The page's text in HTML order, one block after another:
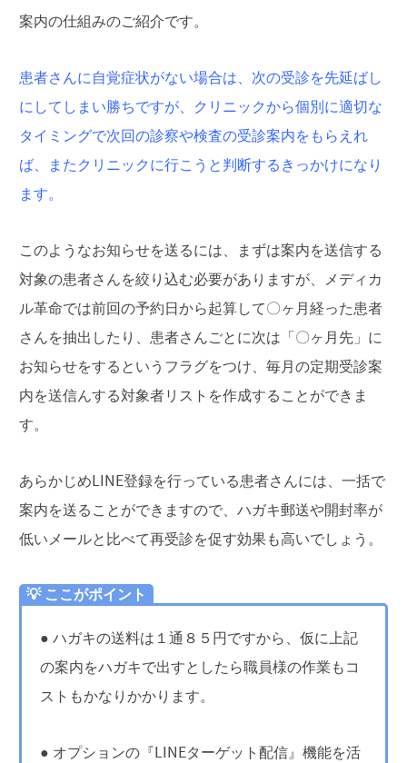
案内の仕組みのご紹介です。
患者さんに自覚症状がない場合は、次の受診を先延ばし
にしてしまい勝ちですが、クリニックから個別に適切な
タイミングで次回の診察や検査の受診案内をもらえれ
ば、またクリニックに行こうと判断するきっかけになり
ます。
このようなお知らせを送るには、まずは案内を送信する
対象の患者さんを絞り込む必要がありますが、メディカ
ル革命では前回の予約日から起算して〇ヶ月経った患者
さんを抽出したり、患者さんごとに次は「〇ヶ月先」に
お知らせをするというフラグをつけ、毎月の定期受診案
内を送信んする対象者リストを作成することができま
す。
あらかじめLINE登録を行っている患者さんには、一括で
案内を送ることができますので、ハガキ郵送や開封率が
低いメールと比べて再受診を促す効果も高いでしょう。
💡 ここがポイント
● ハガキの送料は１通８５円ですから、仮に上記
の案内をハガキで出すとしたら職員様の作業もコ
ストもかなりかかります。
● オプションの『LINEターゲット配信』機能を活